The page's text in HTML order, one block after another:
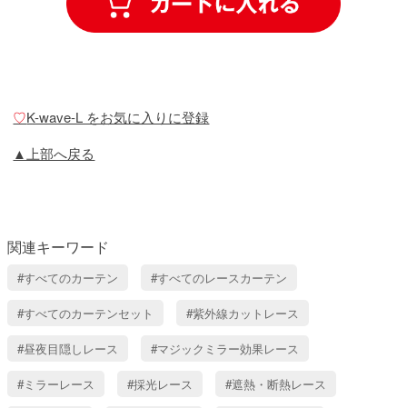
♡K-wave-L をお気に入りに登録
▲上部へ戻る
関連キーワード
すべてのカーテン すべてのレースカーテン
すべてのカーテンセット 紫外線カットレース
昼夜目隠しレース マジックミラー効果レース
ミラーレース 採光レース 遮熱・断熱レース